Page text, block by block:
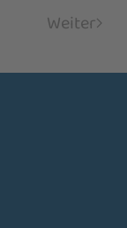
Weiter